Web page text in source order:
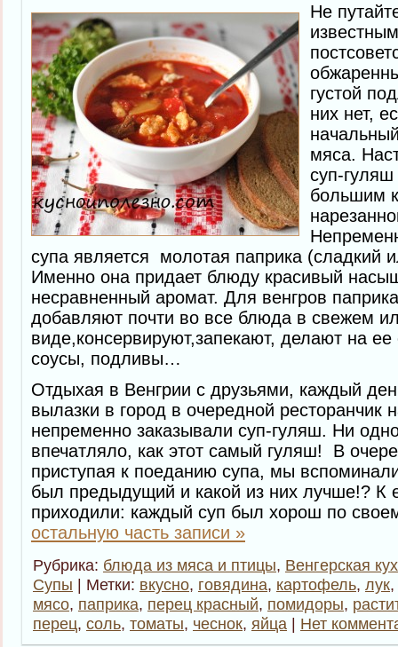
Не
густой
них нет,
мяса.
суп-
большим
супа является молотая паприка (сладкий
Именно она придает блюду красивый
несравненный аромат. Для венгров
добавляют почти во все блюда в свежем
виде,консервируют,запекают, делают на
соусы, подливы…
Отдыхая в Венгрии с друзьями, каждый
вылазки в город в очередной ресторанчик
непременно заказывали суп-гуляш. Ни
впечатляло, как этот самый гуляш! В
приступая к поеданию супа, мы
был предыдущий и какой из них лучше!? К
приходили: каждый суп был хорош по
остальную часть записи »
Рубрика: блюда из мяса и птицы, Венгерская
Супы | Метки: вкусно, говядина, картофель, лук,
мясо, паприка, перец красный, помидоры,
перец, соль, томаты, чеснок, яйца | Нет